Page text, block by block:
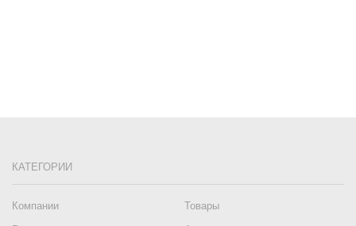
КАТЕГОРИИ
Компании
Товары